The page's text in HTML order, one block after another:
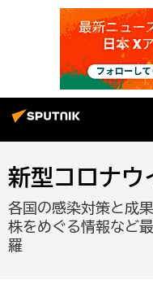
新型コロナウ
各国の感染対策と成
株をめぐる情報など
羅